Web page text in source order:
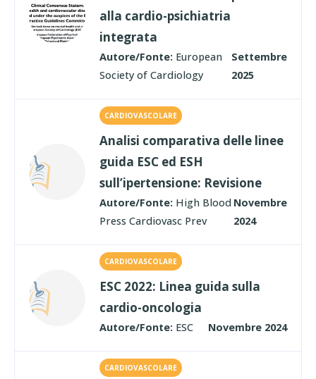
alla cardio-psichiatria
integrata
Autore/Fonte: European
Society of Cardiology
Settembre
2025
CARDIOVASCOLARE
Analisi comparativa delle linee
guida ESC ed ESH
sull’ipertensione: Revisione
Autore/Fonte: High Blood
Press Cardiovasc Prev
Novembre
2024
CARDIOVASCOLARE
ESC 2022: Linea guida sulla
cardio-oncologia
Autore/Fonte: ESC Novembre 2024
CARDIOVASCOLARE